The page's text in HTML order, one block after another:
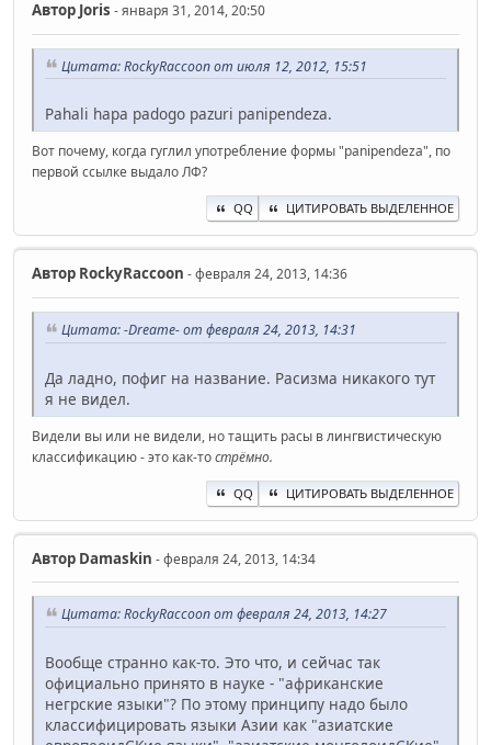
Автор Joris - января 31, 2014, 20:50
Цитата: RockyRaccoon от июля 12, 2012, 15:51
Pahali hapa padogo pazuri panipendeza.
Вот почему, когда гуглил употребление формы "panipendeza", по
первой ссылке выдало ЛФ?
QQ ЦИТИРОВАТЬ ВЫДЕЛЕННОЕ
Автор RockyRaccoon - февраля 24, 2013, 14:36
Цитата: -Dreame- от февраля 24, 2013, 14:31
Да ладно, пофиг на название. Расизма никакого тут
я не видел.
Видели вы или не видели, но тащить расы в лингвистическую
классификацию - это как-тострёмно.
QQ ЦИТИРОВАТЬ ВЫДЕЛЕННОЕ
Автор Damaskin - февраля 24, 2013, 14:34
Цитата: RockyRaccoon от февраля 24, 2013, 14:27
Вообще странно как-то. Это что, и сейчас так
официально принято в науке - "африканские
негрские языки"? По этому принципу надо было
классифицировать языки Азии как "азиатские